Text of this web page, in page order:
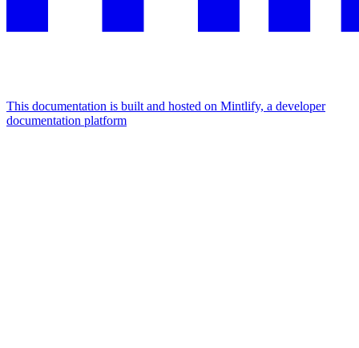
This documentation is built and hosted on Mintlify, a developer
documentation platform